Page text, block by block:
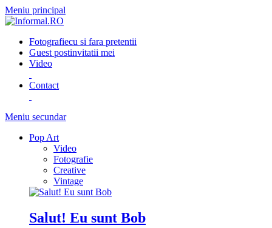
Meniu principal
Fotografiecu si fara pretentii
Guest postinvitatii mei
Video
Contact
Meniu secundar
Pop Art
Video
Fotografie
Creative
Vintage
Salut! Eu sunt Bob